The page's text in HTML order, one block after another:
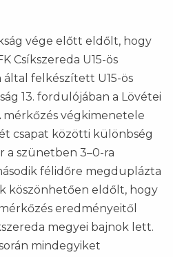
vége előtt eldőlt, hogy
Csíkszereda U15-ös
által felkészített U15-ös
13. fordulójában a Lövétei
mérkőzés végkimenetele
csapat közötti különbség
a szünetben 3–0-ra
félidőre megduplázta
köszönhetően eldőlt, hogy
eredményeitől
megyei bajnok lett.
mindegyiket